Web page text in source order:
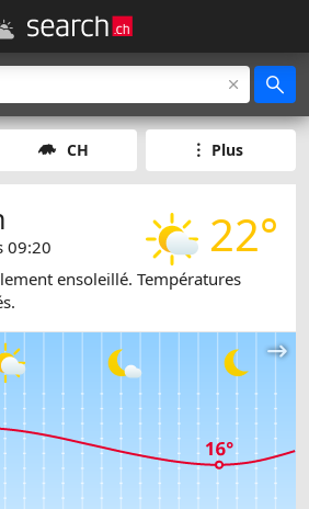
CH Plus
22°
09:20
ensoleillé. Températures